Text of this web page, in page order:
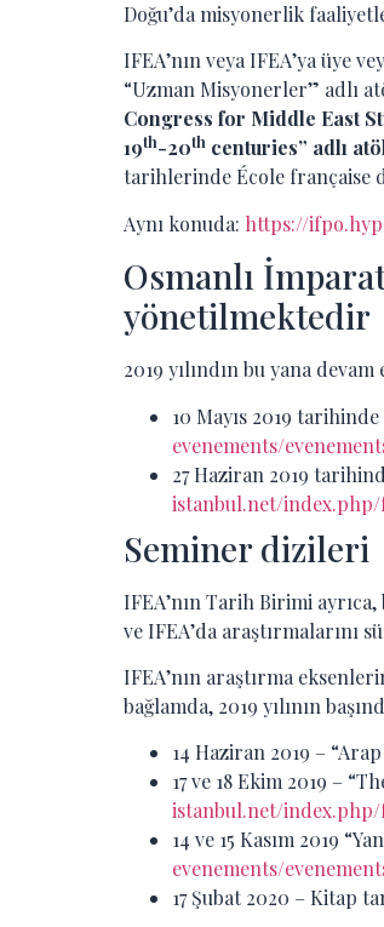
Doğu’da misyonerlik
IFEA’nın veya IFEA’ya üye
“Uzman Misyonerler” adlı
Congress for Middle East
19th-20th centuries” adlı
tarihlerinde École française
Aynı konuda: https://
Osmanlı
yönetilmektedir
2019 yılındın bu yana
10 Mayıs 2019
evenements/
27 Haziran 2019
istanbul.net/
Seminer dizileri
IFEA’nın Tarih Birimi
ve IFEA’da araştırmalarını
IFEA’nın araştırma
bağlamda, 2019 yılının
14 Haziran 2019 –
17 ve 18 Ekim 2019 –
istanbul.net/
14 ve 15 Kasım 2019
evenements/
17 Şubat 2020 – Kitap